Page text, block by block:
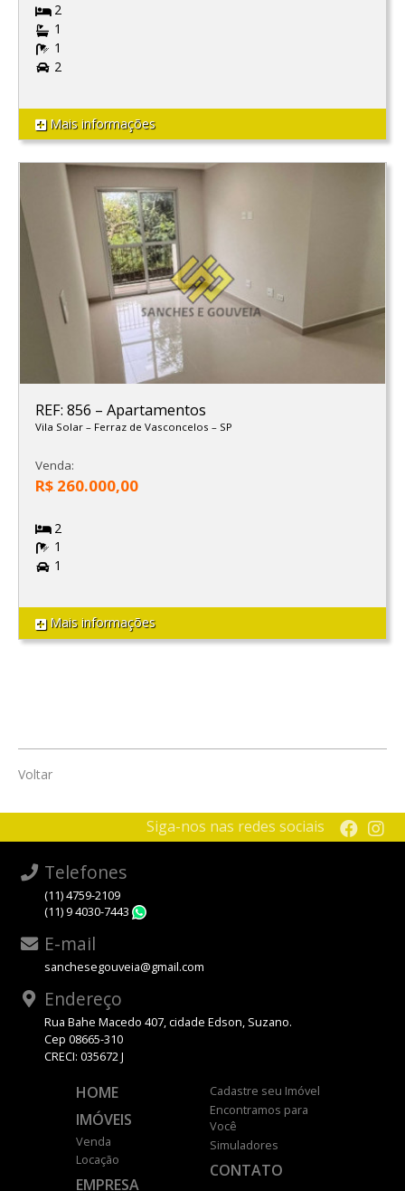
2
1
1
2
Mais informações
REF: 856 – Apartamentos
Vila Solar – Ferraz de Vasconcelos – SP
Venda:
R$ 260.000,00
2
1
1
Mais informações
Voltar
Siga-nos nas redes sociais
Telefones
(11) 4759-2109
(11) 9 4030-7443
E-mail
sanchesegouveia@gmail.com
Endereço
Rua Bahe Macedo 407, cidade Edson, Suzano.
Cep 08665-310
CRECI: 035672 J
HOME
IMÓVEIS
Venda
Locação
EMPRESA
Cadastre seu Imóvel
Encontramos para
Você
Simuladores
CONTATO